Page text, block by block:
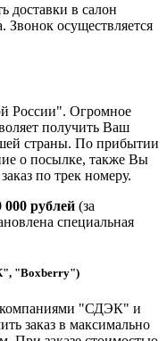
доставки в салон
Звонок осуществляется
России". Огромное
получить Ваш
страны. По прибытии
о посылке, также Вы
по трек номеру.
000 рублей (за
специальная
"Boxberry")
компаниями "СДЭК" и
заказ в максимально